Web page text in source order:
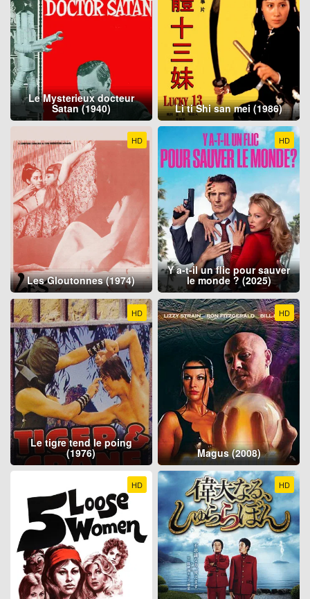
Le Mysterieux docteur
Satan (1940) Li ti Shi san mei (1986)
HD
Les Gloutonnes (1974)
HD
Y a-t-il un flic pour sauver
le monde ? (2025)
HD
Le tigre tend le poing
(1976)
HD
Magus (2008)
HD HD